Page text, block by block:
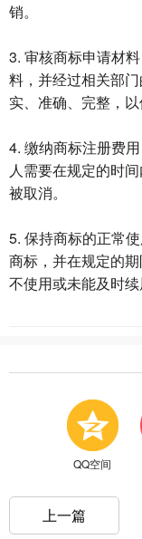
销。
3. 审核商标申请材
料，并经过相关部
实、准确、完整，以
4. 缴纳商标注册费
人需要在规定的时
被取消。
5. 保持商标的正常
商标，并在规定的
不使用或未能及时续
QQ空间
上一篇